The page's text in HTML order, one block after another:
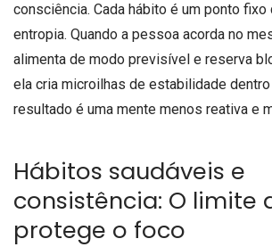
consciência. Cada hábito é um ponto fixo
entropia. Quando a pessoa acorda no
alimenta de modo previsível e reserva
ela cria microilhas de estabilidade
resultado é uma mente menos reativa e
Hábitos saudáveis e
consistência: O limite
protege o foco